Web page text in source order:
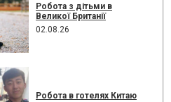
Робота з дітьми в
Великої Британії
02.08.26
Робота в готелях Китаю